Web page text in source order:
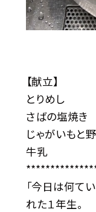
【献立】
とりめし
さばの塩焼き
じゃがいもと
牛乳
「今日は何て
れた１年生。